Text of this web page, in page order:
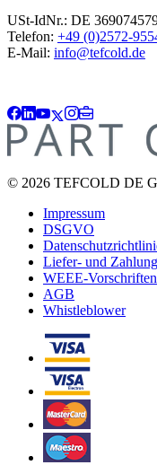
USt-IdNr.: DE
Telefon: +49 (0)2572-
E-Mail: info@tefcold.de
© 2026 TEFCOLD DE
Impressum
DSGVO
Liefer- und
WEEE-Vorschriften
AGB
Whistleblower